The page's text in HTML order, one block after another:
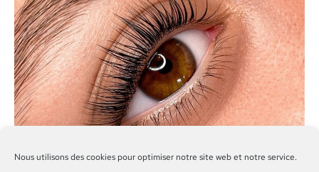
Nous utilisons des cookies pour optimiser notre site web et notre service.